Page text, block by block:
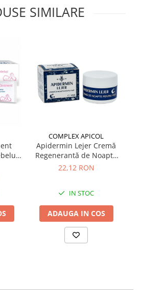
SIMILARE
COMPLEX APICOL
Apidermin Lejer Cremă
Regenerantă de Noapte
50 ml
22,12 RON
IN STOC
ADAUGA IN COS